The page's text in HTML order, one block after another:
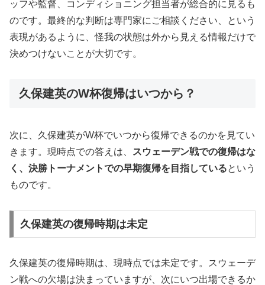
ッフや監督、コンディショニング担当者が総合的に見るも
のです。最終的な判断は専門家にご相談ください、という
表現があるように、怪我の状態は外から見える情報だけで
決めつけないことが大切です。
久保建英のW杯復帰はいつから？
次に、久保建英がW杯でいつから復帰できるのかを見てい
きます。現時点での答えは、
スウェーデン戦での復帰はな
く、決勝トーナメントでの早期復帰を目指しているという
ものです。
久保建英の復帰時期は未定
久保建英の復帰時期は、現時点では未定です。スウェーデ
ン戦への欠場は決まっていますが、次にいつ出場できるか